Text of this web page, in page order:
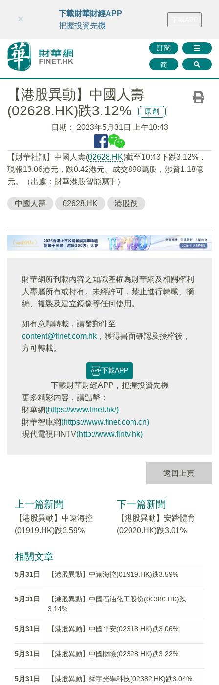
財華智庫網 FINTV FINMETA 財華證券 媒體矩陣
訂閱
简
×
下載財華財經APP
把握投資先機
【港股異動】中國人壽
(02628.HK)跌3.12%
原創
日期： 2023年5月31日 上午10:43
【財華社訊】中國人壽(02628.HK)截至10:43下跌3.12%，
現報13.06港元，跌0.42港元。成交898萬股，涉資1.18億
元。（出處：財華港股智能寫手）
中國人壽 02628.HK 港股跌
財華網所刊載內容之知識產權為財華網及相關權利
人專屬所有或持有。未經許可，禁止進行轉載、摘
編、複製及建立鏡像等任何使用。
如有意願轉載，請發郵件至
content@finet.com.hk ，獲得書面確認及授權後，
方可轉載。
下載APP
下載財華財經APP，把握投資先機
更多精彩内容，請點擊：
財華網(https://www.finet.hk/)
財華智庫網(https://www.finet.com.cn)
現代電視FINTV(http://www.fintv.hk)
返回上頁
上一篇新聞
【港股異動】中遠海控
(01919.HK)跌3.59%
下一篇新聞
【港股異動】安踏體育
(02020.HK)跌3.01%
相關文章
5月31日 【港股異動】中遠海控(01919.HK)跌3.59%
5月31日
【港股異動】中國石油化工股份(00386.HK)跌
3.14%
5月31日 【港股異動】中國平安(02318.HK)跌3.06%
5月31日 【港股異動】中國財險(02328.HK)跌3.22%
5月31日 【港股異動】舜宇光學科技(02382.HK)跌3.04%